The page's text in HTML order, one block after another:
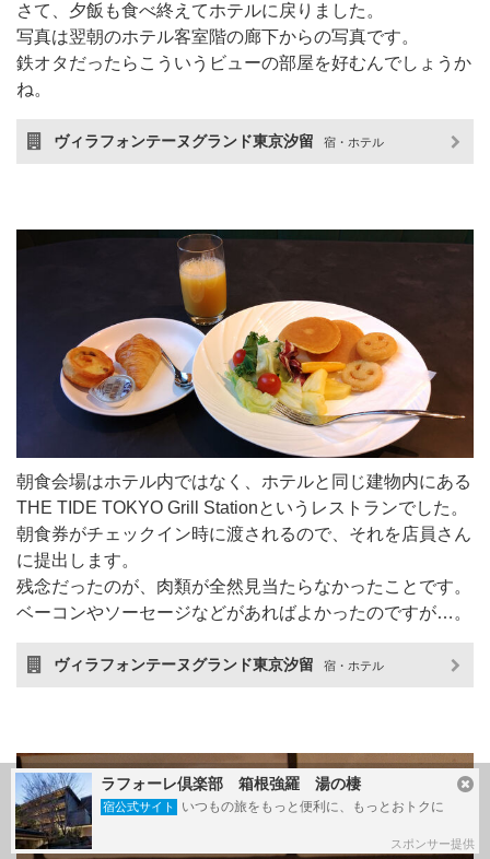
さて、夕飯も食べ終えてホテルに戻りました。
写真は翌朝のホテル客室階の廊下からの写真です。
鉄オタだったらこういうビューの部屋を好むんでしょうか
ね。
ヴィラフォンテーヌグランド東京汐留 宿・ホテル
朝食会場はホテル内ではなく、ホテルと同じ建物内にある
THE TIDE TOKYO Grill Stationというレストランでした。
朝食券がチェックイン時に渡されるので、それを店員さん
に提出します。
残念だったのが、肉類が全然見当たらなかったことです。
ベーコンやソーセージなどがあればよかったのですが…。
ヴィラフォンテーヌグランド東京汐留 宿・ホテル
ラフォーレ倶楽部 箱根強羅 湯の棲
宿公式サイト いつもの旅をもっと便利に、もっとおトクに
スポンサー提供